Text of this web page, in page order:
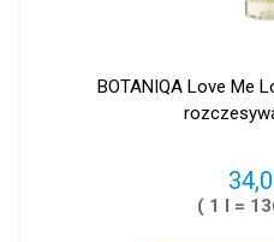
BOTANIQA Love Me
( 1 l =